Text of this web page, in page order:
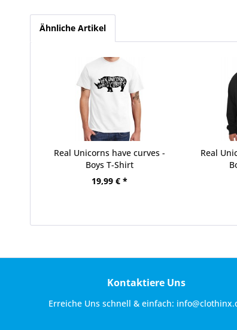
Ähnliche Artikel
Real Unicorns have curves -
Boys T-Shirt
19,99 € *
Real
Kontaktiere Uns
Erreiche Uns schnell & einfach: